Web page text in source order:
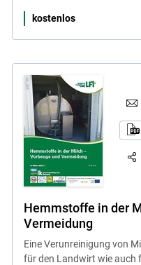
kostenlos
Hemmstoffe in der
Vermeidung
Eine Verunreinigung von
für den Landwirt wie auch